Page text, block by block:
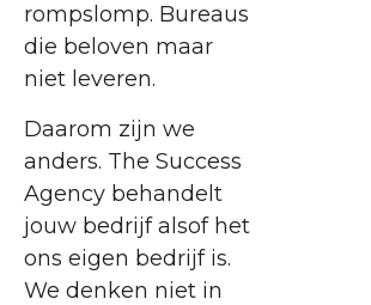
rompslomp. Bureaus
die beloven maar
niet leveren.
Daarom zijn we
anders. The Success
Agency behandelt
jouw bedrijf alsof het
ons eigen bedrijf is.
We denken niet in